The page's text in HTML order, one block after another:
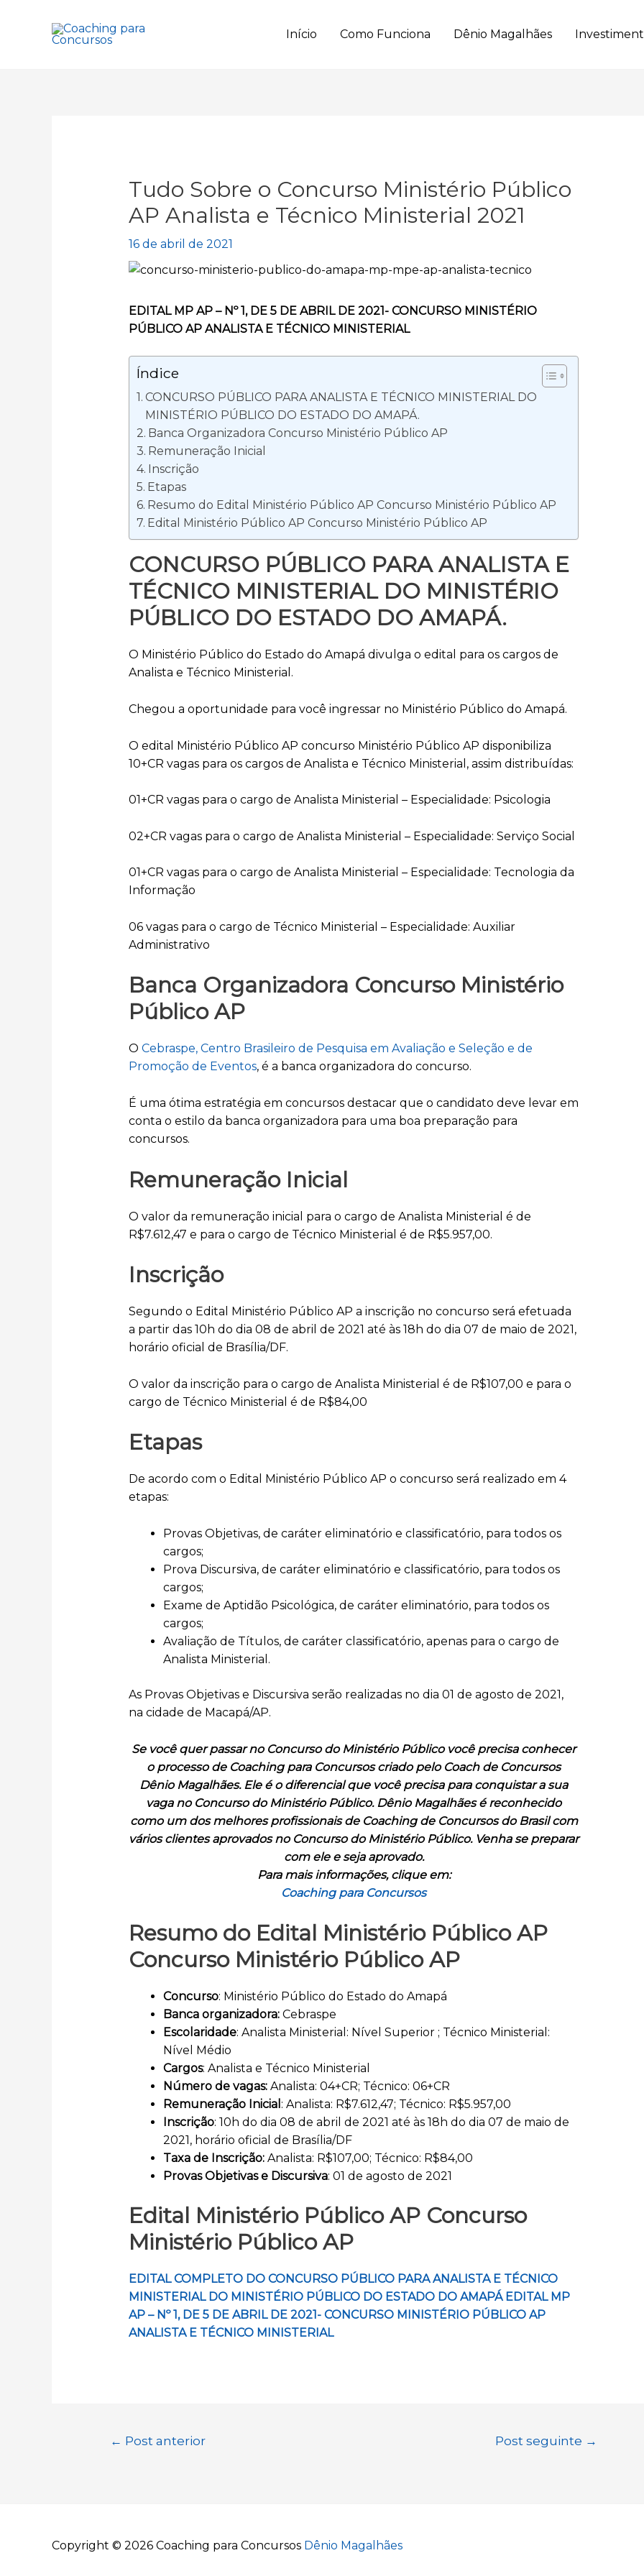
Início Como Funciona Dênio Magalhães
Tudo Sobre o Concurso Ministério Público
AP Analista e Técnico Ministerial 2021
16 de abril de 2021
EDITAL MP AP – Nº 1, DE 5 DE ABRIL DE 2021- CONCURSO MINISTÉRIO
PÚBLICO AP ANALISTA E TÉCNICO MINISTERIAL
Índice
CONCURSO PÚBLICO PARA ANALISTA E TÉCNICO MINISTERIAL DO
MINISTÉRIO PÚBLICO DO ESTADO DO AMAPÁ.
Banca Organizadora Concurso Ministério Público AP
Remuneração Inicial
Inscrição
Etapas
Resumo do Edital Ministério Público AP Concurso Ministério Público AP
Edital Ministério Público AP Concurso Ministério Público AP
CONCURSO PÚBLICO PARA ANALISTA E
TÉCNICO MINISTERIAL DO MINISTÉRIO
PÚBLICO DO ESTADO DO AMAPÁ.
O Ministério Público do Estado do Amapá divulga o edital para os cargos de
Analista e Técnico Ministerial.
Chegou a oportunidade para você ingressar no Ministério Público do Amapá.
O edital Ministério Público AP concurso Ministério Público AP disponibiliza
10+CR vagas para os cargos de Analista e Técnico Ministerial, assim distribuídas:
01+CR vagas para o cargo de Analista Ministerial – Especialidade: Psicologia
02+CR vagas para o cargo de Analista Ministerial – Especialidade: Serviço Social
01+CR vagas para o cargo de Analista Ministerial – Especialidade: Tecnologia da
Informação
06 vagas para o cargo de Técnico Ministerial – Especialidade: Auxiliar
Administrativo
Banca Organizadora Concurso Ministério
Público AP
O Cebraspe, Centro Brasileiro de Pesquisa em Avaliação e Seleção e de
Promoção de Eventos, é a banca organizadora do concurso.
É uma ótima estratégia em concursos destacar que o candidato deve levar em
conta o estilo da banca organizadora para uma boa preparação para
concursos.
Remuneração Inicial
O valor da remuneração inicial para o cargo de Analista Ministerial é de
R$7.612,47 e para o cargo de Técnico Ministerial é de R$5.957,00.
Inscrição
Segundo o Edital Ministério Público AP a inscrição no concurso será efetuada
a partir das 10h do dia 08 de abril de 2021 até às 18h do dia 07 de maio de 2021,
horário oficial de Brasília/DF.
O valor da inscrição para o cargo de Analista Ministerial é de R$107,00 e para o
cargo de Técnico Ministerial é de R$84,00
Etapas
De acordo com o Edital Ministério Público AP o concurso será realizado em 4
etapas:
Provas Objetivas, de caráter eliminatório e classificatório, para todos os
cargos;
Prova Discursiva, de caráter eliminatório e classificatório, para todos os
cargos;
Exame de Aptidão Psicológica, de caráter eliminatório, para todos os
cargos;
Avaliação de Títulos, de caráter classificatório, apenas para o cargo de
Analista Ministerial.
As Provas Objetivas e Discursiva serão realizadas no dia 01 de agosto de 2021,
na cidade de Macapá/AP.
Se você quer passar no Concurso do Ministério Público você precisa conhecer
o processo de Coaching para Concursos criado pelo Coach de Concursos
Dênio Magalhães. Ele é o diferencial que você precisa para conquistar a sua
vaga no Concurso do Ministério Público. Dênio Magalhães é reconhecido
como um dos melhores profissionais de Coaching de Concursos do Brasil com
vários clientes aprovados no Concurso do Ministério Público. Venha se preparar
com ele e seja aprovado.
Para mais informações, clique em:
Coaching para Concursos
Resumo do Edital Ministério Público AP
Concurso Ministério Público AP
Concurso: Ministério Público do Estado do Amapá
Banca organizadora: Cebraspe
Escolaridade: Analista Ministerial: Nível Superior ; Técnico Ministerial:
Nível Médio
Cargos: Analista e Técnico Ministerial
Número de vagas: Analista: 04+CR; Técnico: 06+CR
Remuneração Inicial : Analista: R$7.612,47; Técnico: R$5.957,00
Inscrição: 10h do dia 08 de abril de 2021 até às 18h do dia 07 de maio de
2021, horário oficial de Brasília/DF
Taxa de Inscrição: Analista: R$107,00; Técnico: R$84,00
Provas Objetivas e Discursiva: 01 de agosto de 2021
Edital Ministério Público AP Concurso
Ministério Público AP
EDITAL COMPLETO DO CONCURSO PÚBLICO PARA ANALISTA E TÉCNICO
MINISTERIAL DO MINISTÉRIO PÚBLICO DO ESTADO DO AMAPÁ EDITAL MP
AP – Nº 1, DE 5 DE ABRIL DE 2021- CONCURSO MINISTÉRIO PÚBLICO AP
ANALISTA E TÉCNICO MINISTERIAL
Navegação
← Post anterior Post seguinte →
Copyright © 2026 Coaching para Concursos Dênio Magalhães